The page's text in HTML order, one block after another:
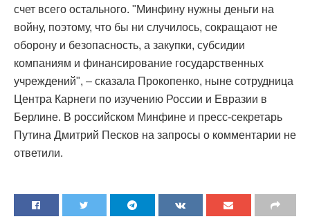
счет всего остального. "Минфину нужны деньги на
войну, поэтому, что бы ни случилось, сокращают не
оборону и безопасность, а закупки, субсидии
компаниям и финансирование государственных
учреждений", – сказала Прокопенко, ныне сотрудница
Центра Карнеги по изучению России и Евразии в
Берлине. В российском Минфине и пресс-секретарь
Путина Дмитрий Песков на запросы о комментарии не
ответили.